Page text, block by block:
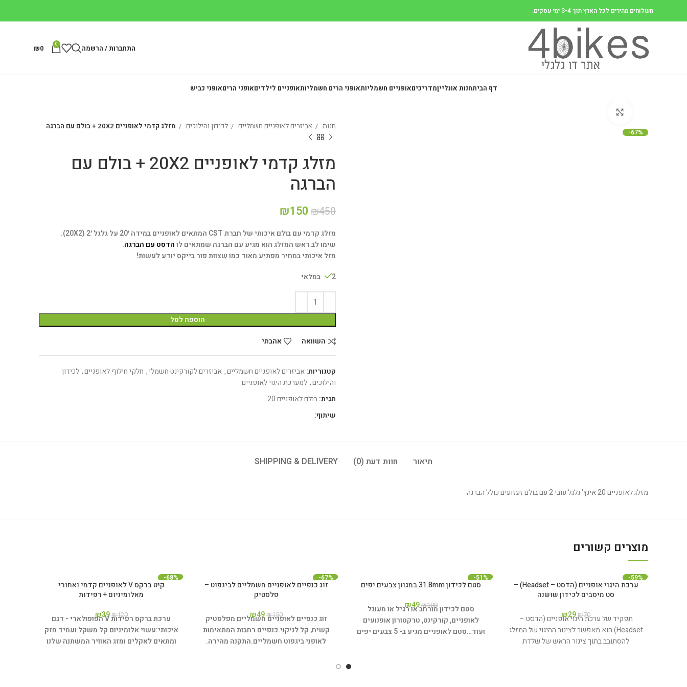
משלוחים מהירים לכל הארץ תוך 3-4 ימי עסקים.
התחברות / הרשמה 0
₪0
דף הביתחנות אונלייןמדריכיםאופניים חשמליותאופני הרים חשמליותאופניים לילדיםאופני הריםאופני כביש
-67%
חנות אביזרים לאופניים חשמליים לכידון והילוכים מזלג קדמי לאופניים 20X2 + בולם עם הברגה
מזלג קדמי לאופניים 20X2 + בולם עם
הברגה
₪450
₪150
מזלג קדמי עם בולם איכותי של חברת CST המתאים לאופניים במידה 20′ על גלגל 2′ (20X2).
שימו לב ראש המזלג הוא מגיע עם הברגה שמתאים לוהדסט עם הברגה.
מזל איכותי במחיר מפתיע מאוד כמו שצוות פור בייקס יודע לעשות!
2 במלאי
הוספה לסל
השוואה
אהבתי
קטגוריות:אביזרים לאופניים חשמליים, אביזרים לקורקינט חשמלי, חלקי חילוף לאופניים, לכידון
והילוכים, למערכת היגוי לאופניים
תגית:בולם לאופניים 20
שיתוף:
תיאור חוות דעת (0) SHIPPING & DELIVERY
מזלג לאופניים 20 אינץ' גלגל עובי 2 עם בולם זעזועים כולל הברגה
מוצרים קשורים
-59%
ערכת היגוי אופניים (הדסט – Headset) –
סט מיסבים לכידון שושנה
₪70
₪29
תפקיד של ערכת היגוי אופניים (הדסט –
Headset) הוא מאפשר לצינור ההיגוי של המזלג
להסתובב בתוך צינור הראש של שלדת
-51%
סטם לכידון 31.8mm במגוון צבעים יפים
₪100
₪49
סטם לכידון מורחב או רגיל או מעוגל
לאופניים, קורקינט, טרקטורון אופנועים
ועוד…
סטם לאופניים מגיע ב- 5 צבעים יפים
-67%
זוג כנפיים לאופניים חשמליים לביגפוט –
פלסטיק
₪150
₪49
זוג כנפיים לאופניים חשמליים מפלסטיק
קשיח, קל לניקוי.כנפיים רחבות המתאימות
לאופני ביגפוט חשמליים.התקנה מהירה.
-68%
קיט ברקס V לאופניים קדמי ואחורי
מאלומיניום + רפידות
₪120
₪39ערכת ברקס רפידות V הפופולארי - דגם
איכותי:עשוי אלומיניום קל משקל ועמיד חזק
ומתאים לאקלים ומזג האוויר המשתנה שלנו